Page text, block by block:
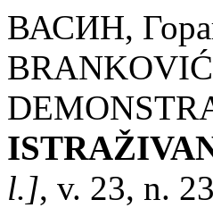
ВАСИН,
l.], v. 23, n.